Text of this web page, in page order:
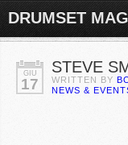
DRUMSET MAG
GIU
17
STEVE
WRITTEN BY
NEWS &